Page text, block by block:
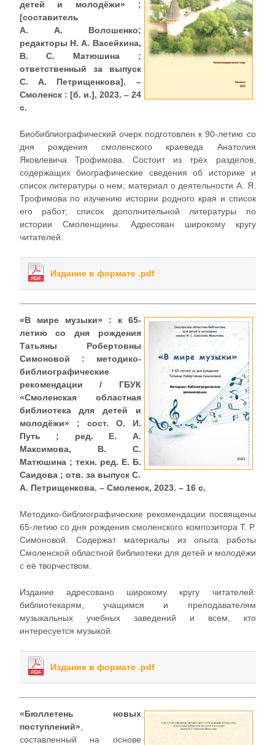
детей и молодёжи» ;
[составитель
А. А. Волошенко;
редакторы Н. А. Васейкина,
В. С. Матюшина ;
ответственный за выпуск
С. А. Петрищенкова]. –
Смоленск : [б. и.], 2023. – 24
с.
Биобиблиографический очерк подготовлен к 90-летию со
дня рождения смоленского краеведа Анатолия
Яковлевича Трофимова. Состоит из трёх разделов,
содержащих биографические сведения об историке и
список литературы о нем; материал о деятельности А. Я.
Трофимова по изучению истории родного края и список
его работ; список дополнительной литературы по
истории Смоленщины. Адресован широкому кругу
читателей.
Издание в формате .pdf
«В мире музыки» : к 65-
летию со дня рождения
Татьяны Робертовны
Симоновой : методико-
библиографические
рекомендации / ГБУК
«Смоленская областная
библиотека для детей и
молодёжи» ; сост. О. И.
Путь ; ред. Е. А.
Максимова, В. С.
Матюшина ; техн. ред. Е. Б.
Саидова ; отв. за выпуск С.
А. Петрищенкова. – Смоленск, 2023. – 16 с.
Методико-библиографические рекомендации посвящены
65-летию со дня рождения смоленского композитора Т. Р.
Симоновой. Содержат материалы из опыта работы
Смоленской областной библиотеки для детей и молодёжи
с её творчеством.
Издание адресовано широкому кругу читателей:
библиотекарям, учащимся и преподавателям
музыкальных учебных заведений и всем, кто
интересуется музыкой.
Издание в формате .pdf
«Бюллетень новых
поступлений»
составленный на основе